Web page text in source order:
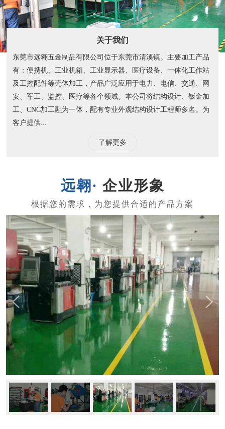
关于我们
东莞市远翱五金制品有限公司位于东莞市清溪镇。主要加工产品
有：便携机、工业机箱、工业显示器、医疗设备、一体化工作站
及工控配件等壳体加工，产品广泛应用于电力、电信、交通、网
安、军工、监控、医疗等各个领域。本公司将结构设计、钣金加
工、CNC加工融为一体，配有专业外观结构设计工程师多名。为
客户提供...
了解更多
企业形象